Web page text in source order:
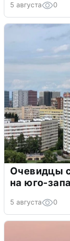
5 августа 0
Очевидцы
на юго-
5 августа 0